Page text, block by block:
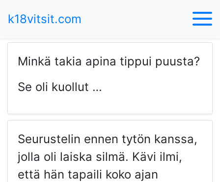
k18vitsit.com
Minkä takia apina tippui puusta?
Se oli kuollut …
Seurustelin ennen tytön kanssa,
jolla oli laiska silmä. Kävi ilmi,
että hän tapaili koko ajan